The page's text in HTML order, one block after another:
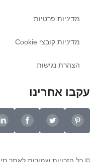
מדיניות פרטיות
מדיניות קובצי Cookie
הצהרת נגישות
עקבו אחרינו